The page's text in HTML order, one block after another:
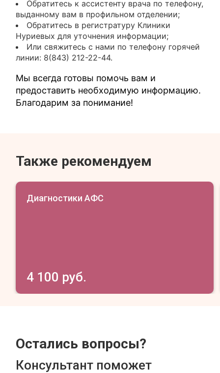
Обратитесь к ассистенту врача по телефону,
выданному вам в профильном отделении;
Обратитесь в регистратуру Клиники
Нуриевых для уточнения информации;
Или свяжитесь с нами по телефону горячей
линии: 8(843) 212-22-44.
Мы всегда готовы помочь вам и
предоставить необходимую информацию.
Благодарим за понимание!
Также рекомендуем
Диагностики АФС
4 100 руб.
Остались вопросы?
Консультант поможет